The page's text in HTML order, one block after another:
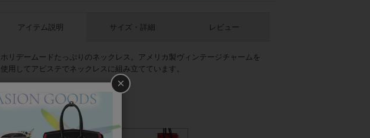
アイテム説明
ホリデームードたっぷりのネックレス。アメリカ製ヴィンテージチャームを
使用してアビステでネックレスに組み立てています。
サイズ・詳細 レビュー
返品について
×